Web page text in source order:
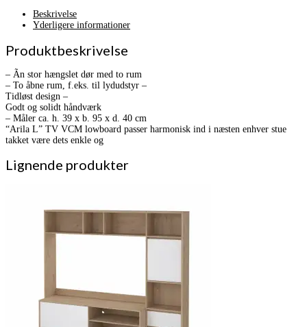
Beskrivelse
Yderligere informationer
Produktbeskrivelse
– Ãn stor hængslet dør med to rum
– To åbne rum, f.eks. til lydudstyr –
Tidløst design –
Godt og solidt håndværk
– Måler ca. h. 39 x b. 95 x d. 40 cm
“Arila L” TV VCM lowboard passer harmonisk ind i næsten enhver stue
takket være dets enkle og
Lignende produkter